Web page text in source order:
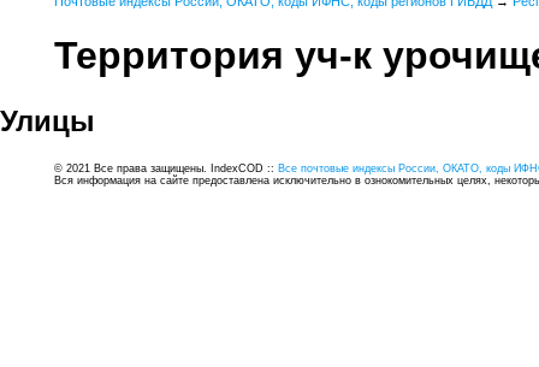
Территория уч-к
Улицы
© 2021 Все права защищены. IndexCOD :: Все почтовые индексы России, ОКАТО, коды
Вся информация на сайте предоставлена исключительно в ознокомительных целях,